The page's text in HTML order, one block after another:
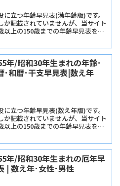
立つ年齢早見表(満年齢版)です。
記載されていませんが、当サイト
以上の150歳までの年齢早見表を記
年/昭和30年生まれの年齢･
･和暦･干支早見表|数え年
立つ年齢早見表(数え年版)です。
記載されていませんが、当サイト
以上の150歳までの年齢早見表を記
年/昭和30年生まれの厄年早
| 数え年･女性･男性